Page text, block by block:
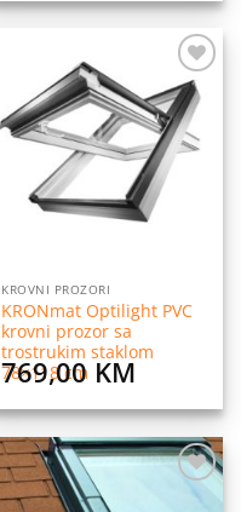
Dodaj
na
listu
želja
KROVNI PROZORI
KRONmat Optilight PVC
krovni prozor sa
trostrukim staklom
78×118 cm
769,00 KM
Dodaj